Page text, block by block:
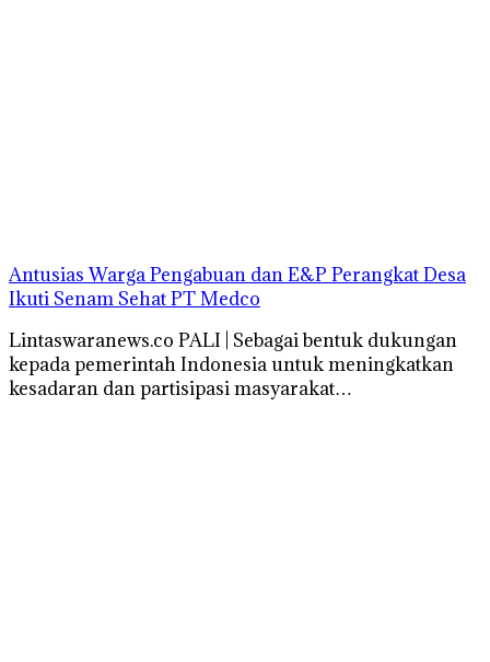
Antusias Warga Pengabuan dan E&P Perangkat Desa
Ikuti Senam Sehat PT Medco
Lintaswaranews.co PALI | Sebagai bentuk dukungan
kepada pemerintah Indonesia untuk meningkatkan
kesadaran dan partisipasi masyarakat…